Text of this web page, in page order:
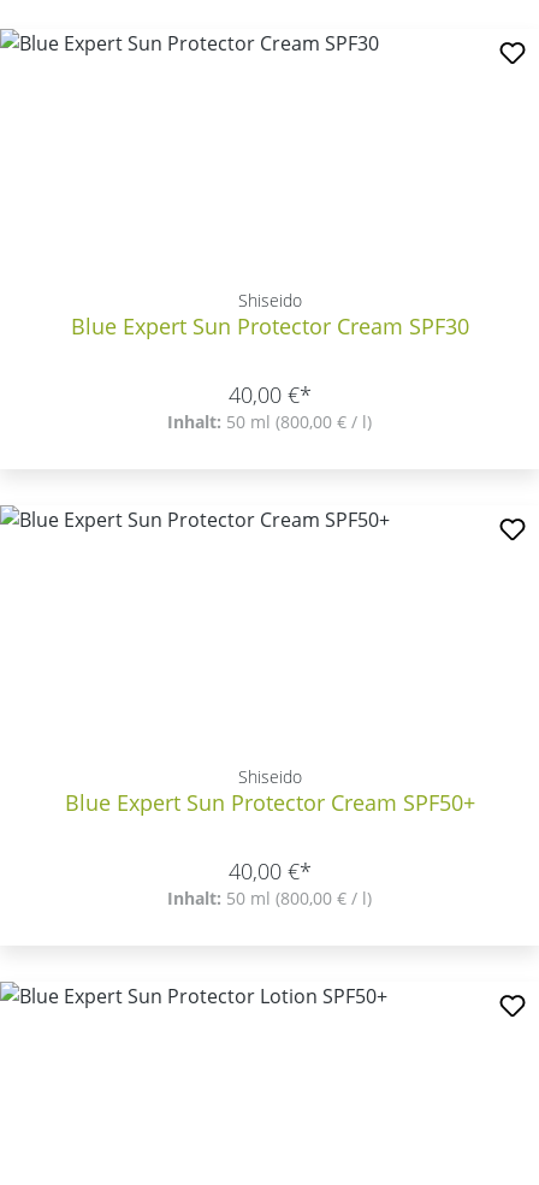
Shiseido
Blue Expert Sun Protector Cream SPF30
40,00 €*
Inhalt: 50 ml (800,00 € / l)
Shiseido
Blue Expert Sun Protector Cream SPF50+
40,00 €*
Inhalt: 50 ml (800,00 € / l)